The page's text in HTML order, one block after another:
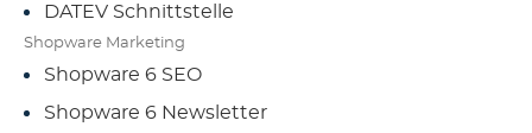
DATEV Schnittstelle
Shopware Marketing
Shopware 6 SEO
Shopware 6 Newsletter